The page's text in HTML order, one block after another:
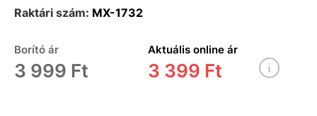
Raktári szám: MX-1732
Borító ár
3 999 Ft
Aktuális online ár
3 399 Ft